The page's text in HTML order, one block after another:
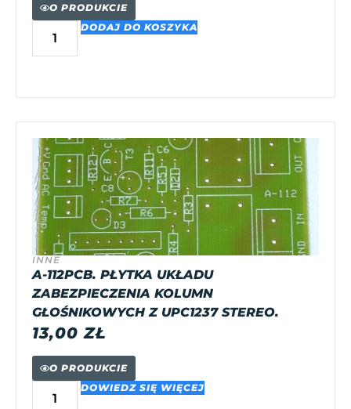
O PRODUKCIE
DODAJ DO KOSZYKA
INNE
A-112PCB. PŁYTKA UKŁADU
ZABEZPIECZENIA KOLUMN
GŁOŚNIKOWYCH Z UPC1237 STEREO.
13,00ZŁ
O PRODUKCIE
DOWIEDZ SIĘ WIĘCEJ